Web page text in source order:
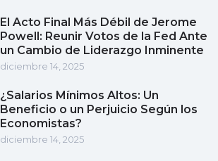
El Acto Final Más Débil de Jerome
Powell: Reunir Votos de la Fed Ante
un Cambio de Liderazgo Inminente
diciembre 14, 2025
¿Salarios Mínimos Altos: Un
Beneficio o un Perjuicio Según los
Economistas?
diciembre 14, 2025